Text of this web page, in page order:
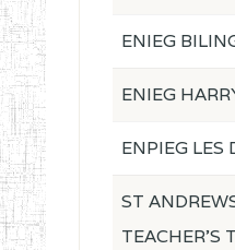
ENIEG
ENIEG
ENPIEG LES
ST
TEACHER'S